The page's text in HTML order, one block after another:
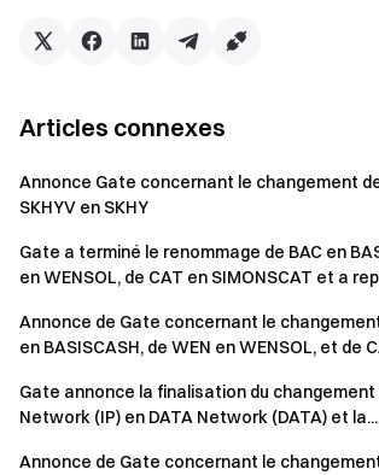
Rejoignez notre communauté Telegram
dernières informations
Transparence & Sécurité Vérifiez nos
réserves
Articles connexes
Annonce Gate concernant le changement
SKHYV en SKHY
Gate a terminé le renommage de BAC en
en WENSOL, de CAT en SIMONSCAT et a
Annonce de Gate concernant le
en BASISCASH, de WEN en WENSOL, et de
Gate annonce la finalisation du
Network (IP) en DATA Network (DATA) et la...
Annonce de Gate concernant le